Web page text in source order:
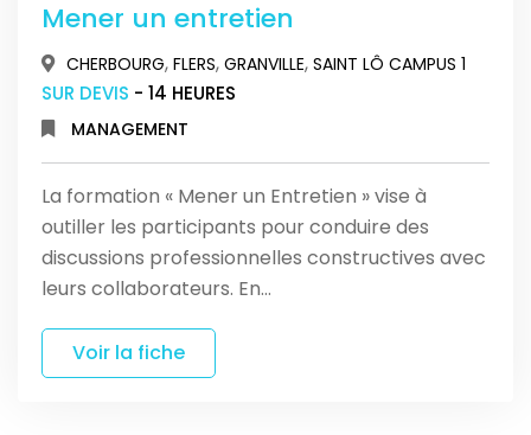
Mener un entretien
CHERBOURG, FLERS, GRANVILLE, SAINT LÔ CAMPUS 1
SUR DEVIS - 14 HEURES
MANAGEMENT
La formation « Mener un Entretien » vise à
outiller les participants pour conduire des
discussions professionnelles constructives avec
leurs collaborateurs. En…
Voir la fiche